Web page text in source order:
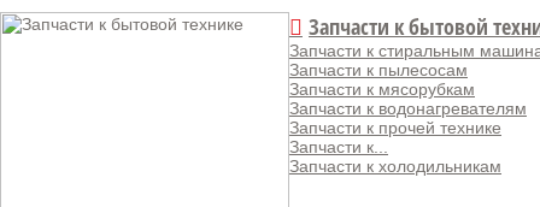
Запчасти к бытовой
Запчасти к стиральным
Запчасти к пылесосам
Запчасти к мясорубкам
Запчасти к водонагревателям
Запчасти к прочей технике
Запчасти к...
Запчасти к холодильникам